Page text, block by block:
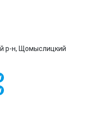
р-н, Щомыслицкий